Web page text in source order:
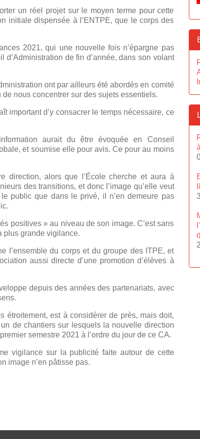
un réel projet sur le moyen terme pour cette
initiale dispensée à l’ENTPE, que le corps des
2021, qui une nouvelle fois n’épargne pas
d’Administration de fin d’année, dans son volant
ont par ailleurs été abordés en comité
nous concentrer sur des sujets essentiels.
important d’y consacrer le temps nécessaire, ce
aurait du être évoquée en Conseil
et soumise elle pour avis. Ce pour au moins
direction, alors que l’École cherche et aura à
des transitions, et donc l’image qu’elle veut
public que dans le privé, il n’en demeure pas
positives » au niveau de son image. C’est sans
plus grande vigilance.
l’ensemble du corps et du groupe des ITPE, et
aussi directe d’une promotion d’élèves à
depuis des années des partenariats, avec
étroitement, est à considérer de près, mais doit,
de chantiers sur lesquels la nouvelle direction
semestre 2021 à l’ordre du jour de ce CA.
vigilance sur la publicité faite autour de cette
image n’en pâtisse pas.